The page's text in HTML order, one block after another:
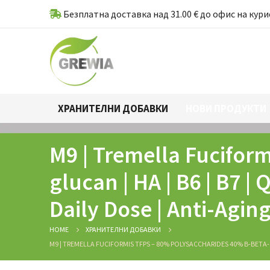
Безплатна доставка над 31.00 € до офис на
ХРАНИТЕЛНИ ДОБАВКИ
M9 | Tremella
glucan | HA | В6 | В7 |
Daily Dose | Anti-
HOME
ХРАНИТЕЛНИ ДОБАВКИ
M9 | TREMELLA FUCIFORMIS TFPS – 80% POLYSACCHARIDES 40% Β-